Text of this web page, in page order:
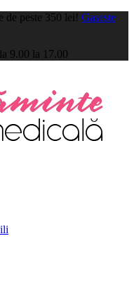
peste 350 lei! Gaseste
9.00 la 17.00